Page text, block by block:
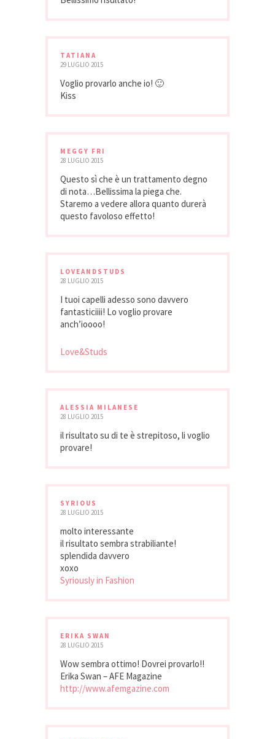
TATIANA
29 LUGLIO 2015
Voglio provarlo anche io! 🙂
Kiss
MEGGY FRI
28 LUGLIO 2015
Questo sì che è un trattamento degno
di nota…Bellissima la piega che.
Staremo a vedere allora quanto durerà
questo favoloso effetto!
LOVEANDSTUDS
28 LUGLIO 2015
I tuoi capelli adesso sono davvero
fantasticiiii! Lo voglio provare
anch’ioooo!
Love&Studs
ALESSIA MILANESE
28 LUGLIO 2015
il risultato su di te è strepitoso, li voglio
provare!
SYRIOUS
28 LUGLIO 2015
molto interessante
il risultato sembra strabiliante!
splendida davvero
xoxo
Syriously in Fashion
ERIKA SWAN
28 LUGLIO 2015
Wow sembra ottimo! Dovrei provarlo!!
Erika Swan – AFE Magazine
http://www.afemgazine.com